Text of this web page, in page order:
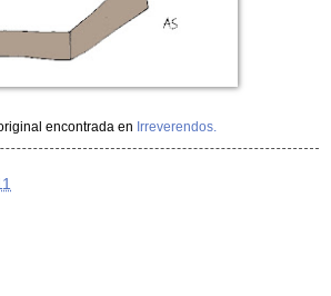
encontrada en Irreverendos